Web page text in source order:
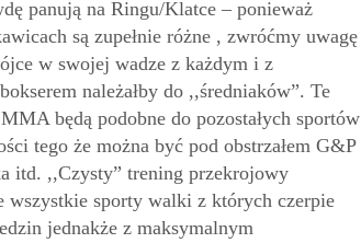
panują na Ringu/Klatce – ponieważ
są zupełnie różne , zwróćmy uwagę
w swojej wadze z każdym i z
należałby do ,,średniaków”. Te
będą podobne do pozostałych sportów
tego że można być pod obstrzałem G&P
itd. ,,Czysty” trening przekrojowy
wszystkie sporty walki z których czerpie
jednakże z maksymalnym